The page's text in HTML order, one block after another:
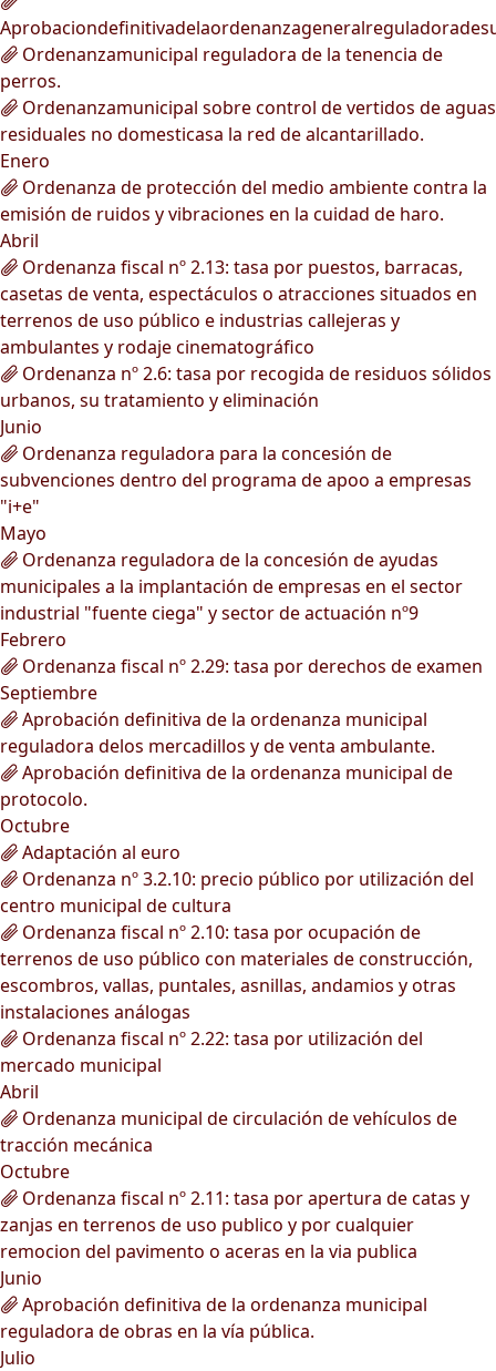
Ordenanzamunicipal reguladora de la tenencia de
perros.
Ordenanzamunicipal sobre control de vertidos de aguas
residuales no domesticasa la red de alcantarillado.
Enero
Ordenanza de protección del medio ambiente contra la
emisión de ruidos y vibraciones en la cuidad de haro.
Abril
Ordenanza fiscal nº 2.13: tasa por puestos, barracas,
casetas de venta, espectáculos o atracciones situados en
terrenos de uso público e industrias callejeras y
ambulantes y rodaje cinematográfico
Ordenanza nº 2.6: tasa por recogida de residuos sólidos
urbanos, su tratamiento y eliminación
Junio
Ordenanza reguladora para la concesión de
subvenciones dentro del programa de apoo a empresas
"i+e"
Mayo
Ordenanza reguladora de la concesión de ayudas
municipales a la implantación de empresas en el sector
industrial "fuente ciega" y sector de actuación nº9
Febrero
Ordenanza fiscal nº 2.29: tasa por derechos de examen
Septiembre
Aprobación definitiva de la ordenanza municipal
reguladora delos mercadillos y de venta ambulante.
Aprobación definitiva de la ordenanza municipal de
protocolo.
Octubre
Adaptación al euro
Ordenanza nº 3.2.10: precio público por utilización del
centro municipal de cultura
Ordenanza fiscal nº 2.10: tasa por ocupación de
terrenos de uso público con materiales de construcción,
escombros, vallas, puntales, asnillas, andamios y otras
instalaciones análogas
Ordenanza fiscal nº 2.22: tasa por utilización del
mercado municipal
Abril
Ordenanza municipal de circulación de vehículos de
tracción mecánica
Octubre
Ordenanza fiscal nº 2.11: tasa por apertura de catas y
zanjas en terrenos de uso publico y por cualquier
remocion del pavimento o aceras en la via publica
Junio
Aprobación definitiva de la ordenanza municipal
reguladora de obras en la vía pública.
Julio